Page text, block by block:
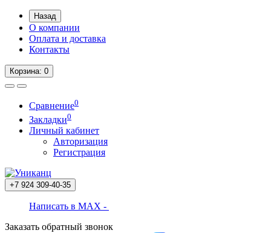
Назад
О компании
Оплата и доставка
Контакты
Корзина: 0
Сравнение0
Закладки0
Личный кабинет
Авторизация
Регистрация
+7 924 309-40-35
Написать в MAX -
Заказать обратный звонок